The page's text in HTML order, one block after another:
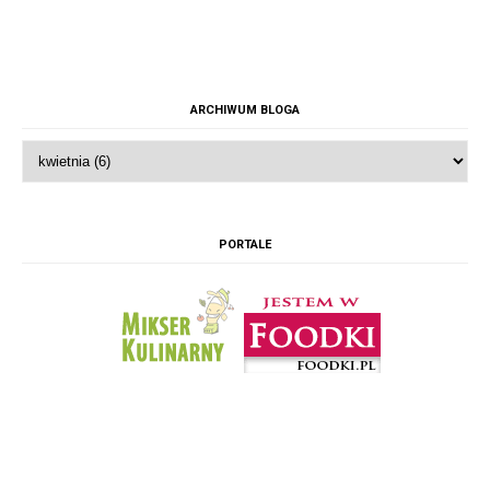
ARCHIWUM BLOGA
PORTALE